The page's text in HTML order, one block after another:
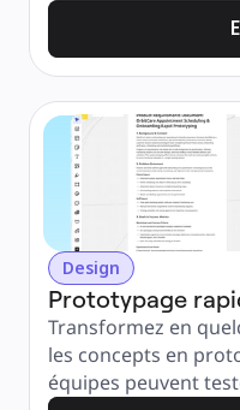
Design
Prototypage
Transformez en
les concepts en
équipes peuvent